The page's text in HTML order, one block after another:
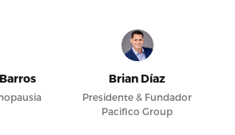
Brian Díaz
Presidente & Fundador
Pacifico Group